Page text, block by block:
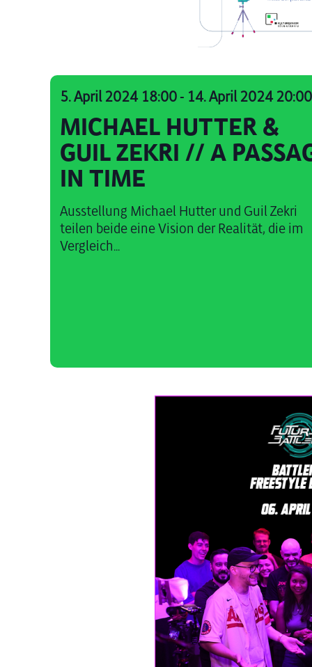
5. April 2024 18:00 - 14. April 2024 20:00
MICHAEL HUTTER &
GUIL ZEKRI // A
IN TIME
Ausstellung Michael Hutter und Guil Zekri
teilen beide eine Vision der Realität, die im
Vergleich...